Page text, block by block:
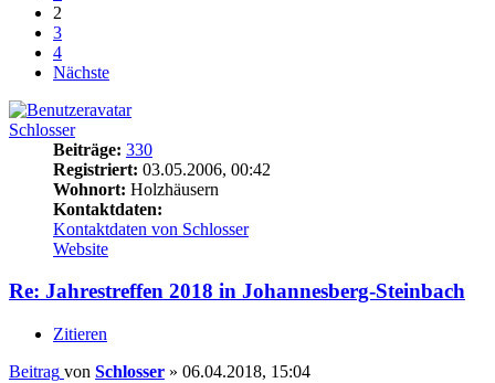
2
3
4
Nächste
Schlosser
Beiträge: 330
Registriert: 03.05.2006, 00:42
Wohnort: Holzhäusern
Kontaktdaten:
Kontaktdaten von Schlosser
Website
Re: Jahrestreffen 2018 in Johannesberg-Steinbach
Zitieren
Beitrag von Schlosser » 06.04.2018, 15:04